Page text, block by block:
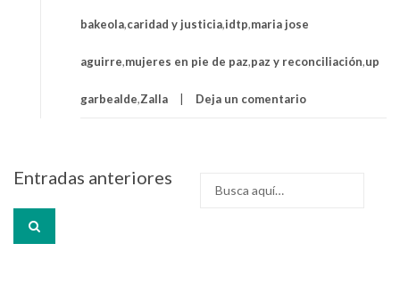
bakeola,caridad y justicia,idtp,maria jose
aguirre,mujeres en pie de paz,paz y reconciliación,up
garbealde,Zalla Deja un comentario
Navegación
entradas
Entradas anteriores